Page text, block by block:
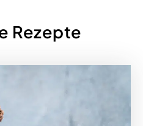
Rezepte